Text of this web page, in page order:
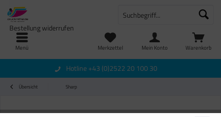
Menü Warenkorb
Merkzettel
Bestellung widerrufen
Mein Konto
Hotline +43 (0)2522 20 100 30
Übersicht Sharp